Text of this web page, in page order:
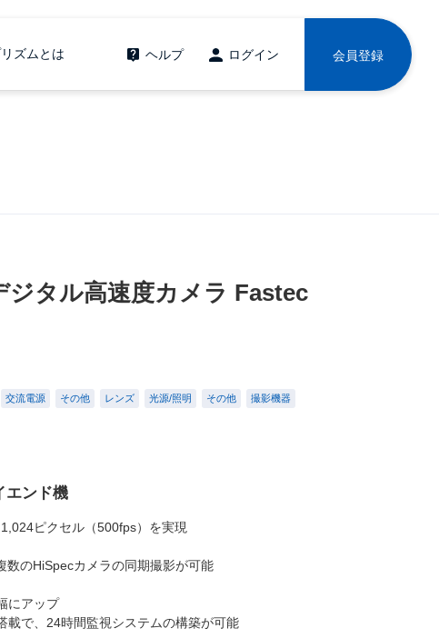
ズムとは ヘルプ ログイン 会員登録
ジタル高速度カメラ Fastec
交流電源 その他 レンズ 光源/照明 その他 撮影機器
エンド機
ピクセル（500fps）を実現
数のHiSpecカメラの同期撮影が可能
にアップ
載で、24時間監視システムの構築が可能